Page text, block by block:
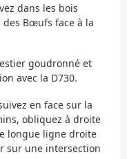
dans les bois
Bœufs face à la
goudronné et
avec la D730.
en face sur la
obliquez à droite
longue ligne droite
sur une intersection